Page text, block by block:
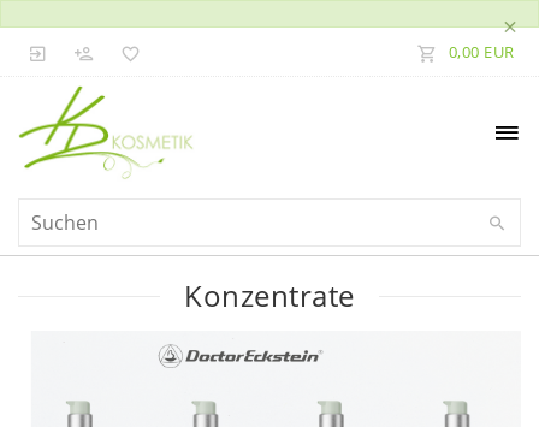
×
0,00 EUR
Konzentrate